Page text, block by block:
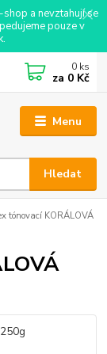
a nevztahují se
pouze v
Menu
Hledat
0 ks
za 0 Kč
tónovací KORÁLOVÁ